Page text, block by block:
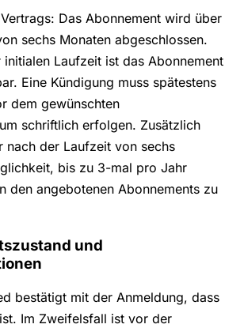
Das Abonnement wird über
sechs Monaten abgeschlossen.
Laufzeit ist das Abonnement
Eine Kündigung muss spätestens
dem gewünschten
schriftlich erfolgen. Zusätzlich
nach der Laufzeit von sechs
bis zu 3-mal pro Jahr
den angebotenen Abonnements zu
und
bestätigt mit der Anmeldung, dass
Im Zweifelsfall ist vor der